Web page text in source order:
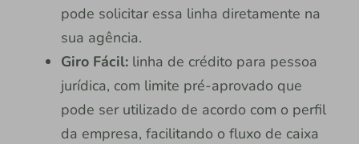
pode solicitar essa linha diretamente na
sua agência.
Giro Fácil:linha de crédito para pessoa
jurídica, com limite pré-aprovado que
pode ser utilizado de acordo com o perfil
da empresa, facilitando o fluxo de caixa